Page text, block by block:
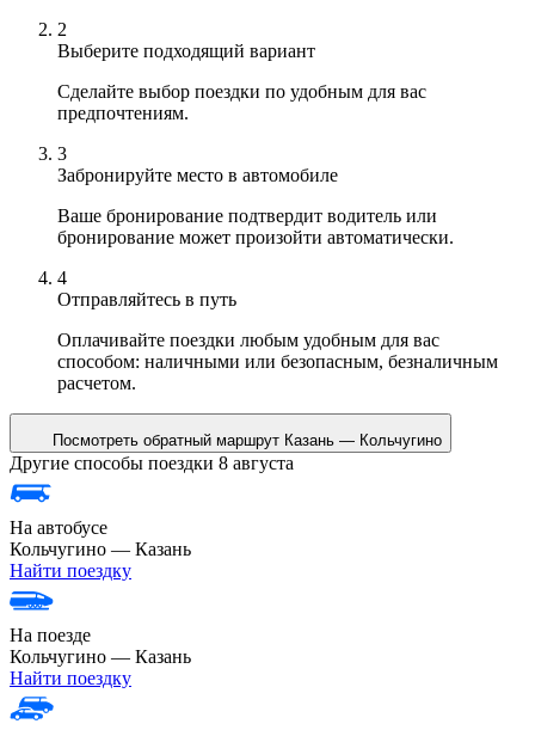
2
Выберите подходящий вариант
Сделайте выбор поездки по удобным для вас
предпочтениям.
3
Забронируйте место в автомобиле
Ваше бронирование подтвердит водитель или
бронирование может произойти автоматически.
4
Отправляйтесь в путь
Оплачивайте поездки любым удобным для вас
способом: наличными или безопасным, безналичным
расчетом.
Посмотреть обратный маршрут Казань — Кольчугино
Другие способы поездки 8 августа
На автобусе
Кольчугино — Казань
Найти поездку
На поезде
Кольчугино — Казань
Найти поездку